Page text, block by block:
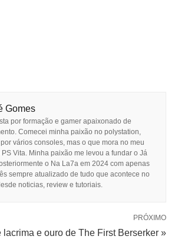
Gomes
por formação e gamer apaixonado de
Comecei minha paixão no polystation,
vários consoles, mas o que mora no meu
Vita. Minha paixão me levou a fundar o Já
o Na La7a em 2024 com apenas
sempre atualizado de tudo que acontece no
noticias, review e tutoriais.
PRÓXIMO
lacrima e ouro de The First Berserker »